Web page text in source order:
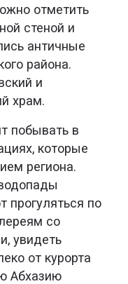
отметить
стеной и
античные
района.
и
храм.
побывать в
которые
региона.
прогуляться по
со
увидеть
от курорта
Абхазию